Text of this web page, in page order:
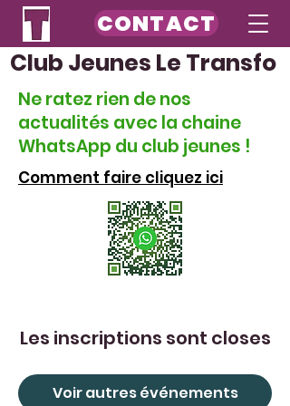
CONTACT
Club Jeunes Le Transfo
Ne ratez rien de nos
actualités avec la chaine
WhatsApp du club jeunes !
Comment faire cliquez ici
Les inscriptions sont closes
Voir autres événements